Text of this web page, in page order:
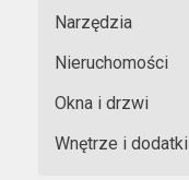
Narzędzia
Nieruchomości
Okna i drzwi
Wnętrze i dodatki